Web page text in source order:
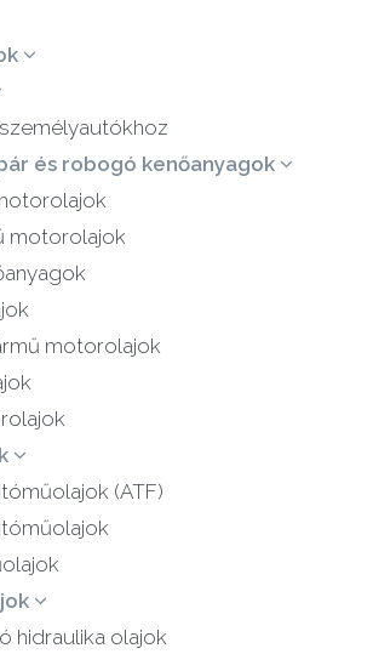
és robogó kenőanyagok
motorolajok
motorolajok
(ATF)
hidraulika olajok